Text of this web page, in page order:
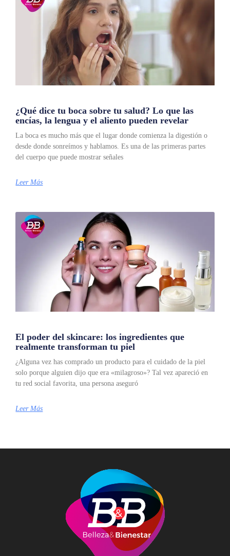
¿Qué dice tu boca sobre tu salud? Lo que las
encías, la lengua y el aliento pueden revelar
La boca es mucho más que el lugar donde comienza la digestión o
desde donde sonreímos y hablamos. Es una de las primeras partes
del cuerpo que puede mostrar señales
Leer Más
El poder del skincare: los ingredientes que
realmente transforman tu piel
¿Alguna vez has comprado un producto para el cuidado de la piel
solo porque alguien dijo que era «milagroso»? Tal vez apareció en
tu red social favorita, una persona aseguró
Leer Más